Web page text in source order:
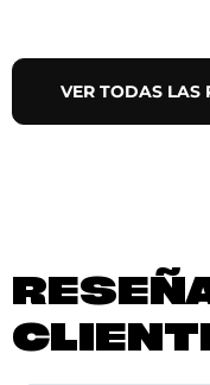
VER TODAS LAS